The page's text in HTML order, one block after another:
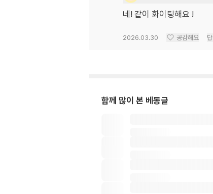
네! 같이 화이팅해요 !
2026.03.30 공감해요
함께 많이 본 베동글